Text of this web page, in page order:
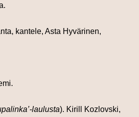
kantele, Asta Hyvärinen,
laulusta). Kirill Kozlovski,